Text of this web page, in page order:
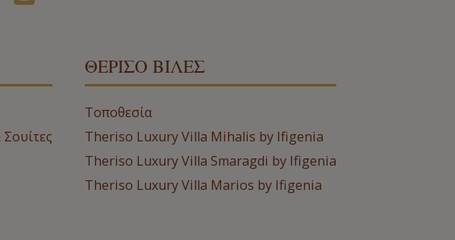
ΘΈΡΙΣΟ ΒΊΛΕΣ
Τοποθεσία
Theriso Luxury Villa Mihalis by Ifigenia
Theriso Luxury Villa Smaragdi by Ifigenia
Theriso Luxury Villa Marios by Ifigenia